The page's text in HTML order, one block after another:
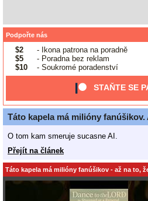
Podpořte nás
$2
- Ikona patrona na poradně
$5
- Poradna bez reklam
$10
- Soukromé poradenství
STAŇTE SE
Táto kapela má milióny
O tom kam smeruje sucasne AI.
Přejít na článek
Táto kapela má milióny fanúšikov - až na to,